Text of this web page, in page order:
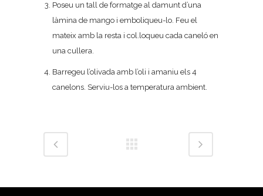
Poseu un tall de formatge al damunt d’una
làmina de mango i emboliqueu-lo. Feu el
mateix amb la resta i col.loqueu cada caneló en
una cullera.
Barregeu l’olivada amb l’oli i amaniu els 4
canelons. Serviu-los a temperatura ambient.